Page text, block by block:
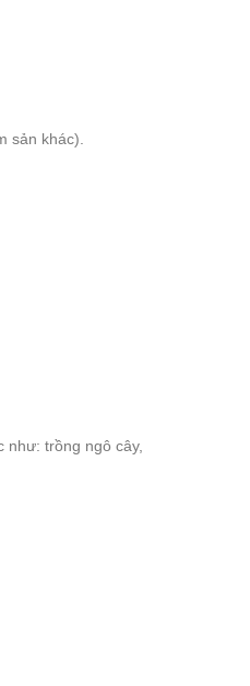
sản khác).
như: trồng ngô cây,